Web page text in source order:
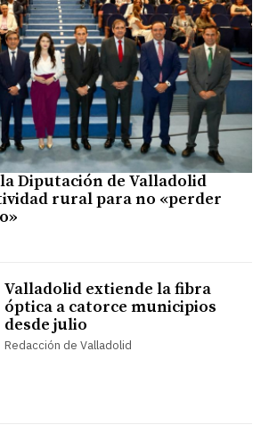
Diputación de Valladolid
rural para no «perder
Valladolid extiende la fibra
óptica a catorce municipios
desde julio
Redacción de Valladolid